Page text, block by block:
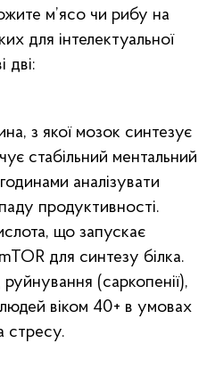
м’ясо чи рибу на
для інтелектуальної
дві:
з якої мозок синтезує
стабільний ментальний
аналізувати
продуктивності.
що запускає
для синтезу білка.
(саркопенії),
віком 40+ в умовах
стресу.